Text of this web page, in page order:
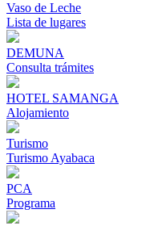
Vaso de Leche
Lista de lugares
DEMUNA
Consulta trámites
HOTEL SAMANGA
Alojamiento
Turismo
Turismo Ayabaca
PCA
Programa